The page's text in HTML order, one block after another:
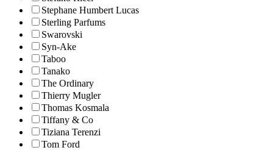
Stephane Humbert Lucas
Sterling Parfums
Swarovski
Syn-Ake
Taboo
Tanako
The Ordinary
Thierry Mugler
Thomas Kosmala
Tiffany & Co
Tiziana Terenzi
Tom Ford